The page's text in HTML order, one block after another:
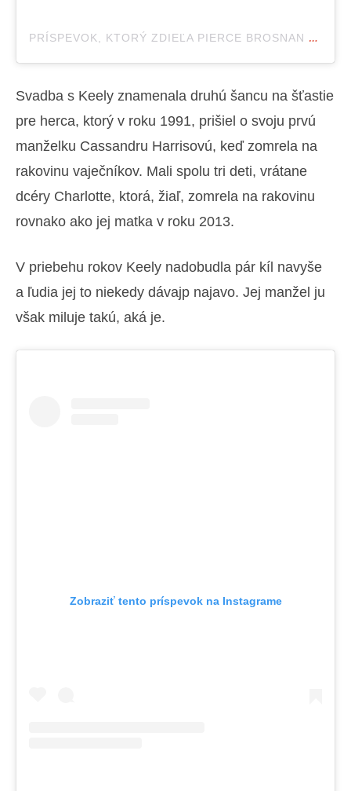
PRÍSPEVOK, KTORÝ ZDIEĽA PIERCE BROSNAN (@PIERCEBROSNANOFFICIAL)
Svadba s Keely znamenala druhú šancu na šťastie
pre herca, ktorý v roku 1991, prišiel o svoju prvú
manželku Cassandru Harrisovú, keď zomrela na
rakovinu vaječníkov. Mali spolu tri deti, vrátane
dcéry Charlotte, ktorá, žiaľ, zomrela na rakovinu
rovnako ako jej matka v roku 2013.
V priebehu rokov Keely nadobudla pár kíl navyše
a ľudia jej to niekedy dávajp najavo. Jej manžel ju
však miluje takú, aká je.
Zobraziť tento príspevok na Instagrame